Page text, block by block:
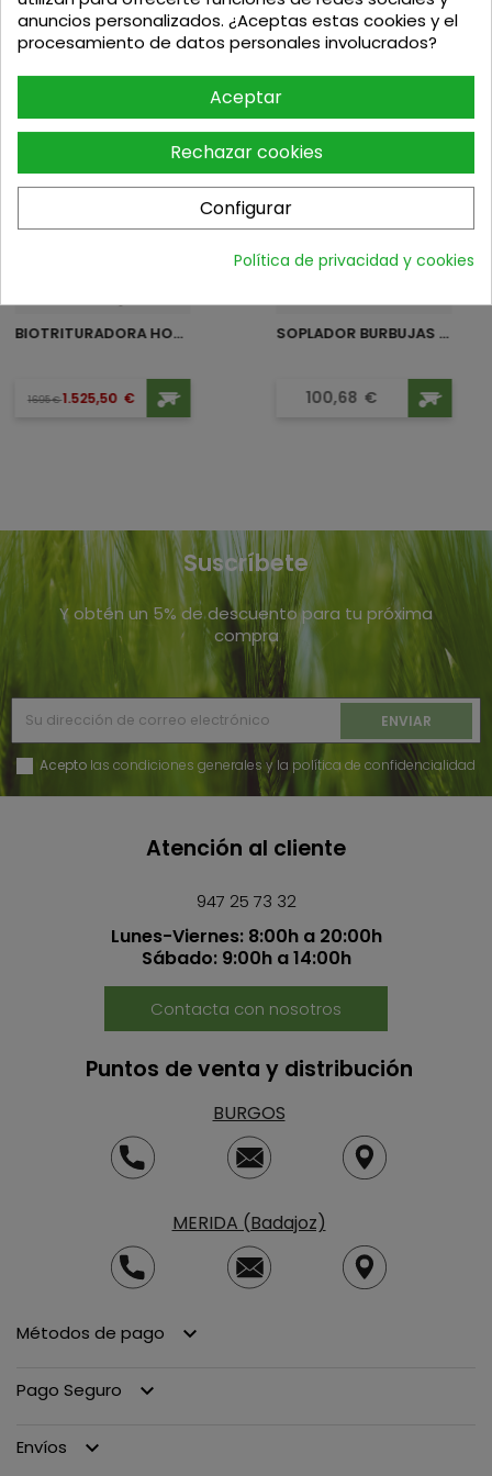
BIOTRITURADORA HONDA BIO 180
Precio base
1695€Precio
1.525,50 €
-10%
SOPLADOR BURBUJAS JUGUETE...
Precio
100,68 €
Suscríbete
Y obtén un 5% de descuento para tu próxima
compra
Acepto las condiciones generales y la política de confidencialidad
Atención al cliente
947 25 73 32
Lunes-Viernes: 8:00h a 20:00h
Sábado: 9:00h a 14:00h
Contacta con nosotros
Puntos de venta y distribución
BURGOS
MERIDA (Badajoz)
Métodos de pago keyboard_arrow_down
Pago Seguro keyboard_arrow_down
Envíos keyboard_arrow_down
anuncios personalizados. ¿Aceptas estas cookies y el
procesamiento de datos personales involucrados?
Aceptar
Rechazar cookies
Configurar
Política de privacidad y cookies